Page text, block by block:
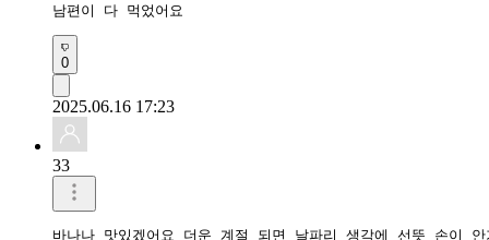
남편이 다 먹었어요
0
2025.06.16 17:23
33
바나나 맛있겠어요 더운 계절 되면 날파리 생각에 선뜻 손이 안